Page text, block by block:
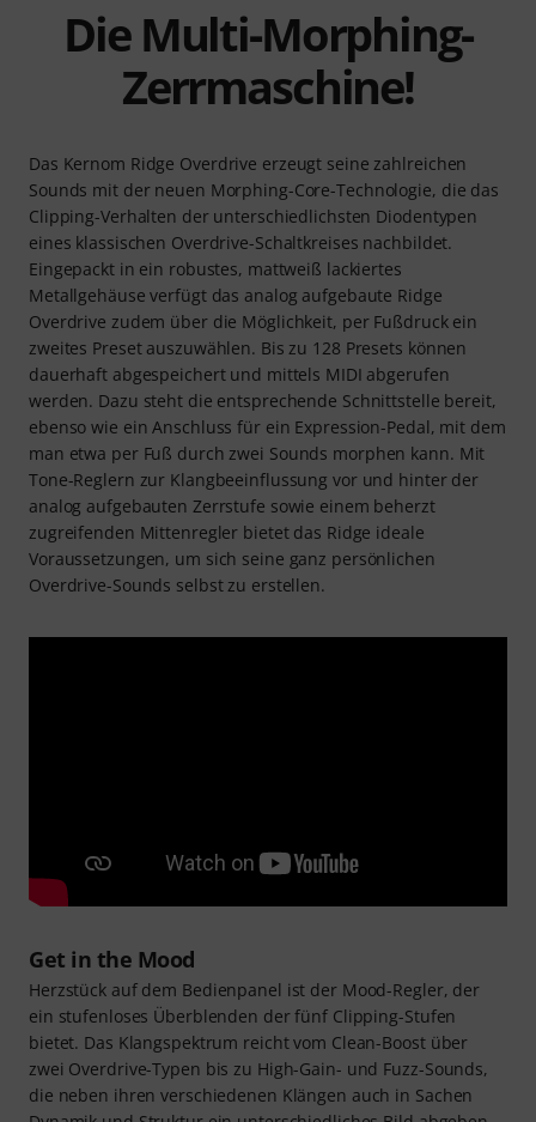
Die Multi-Morphing-
Zerrmaschine!
Das Kernom Ridge Overdrive erzeugt seine zahlreichen
Sounds mit der neuen Morphing-Core-Technologie, die das
Clipping-Verhalten der unterschiedlichsten Diodentypen
eines klassischen Overdrive-Schaltkreises nachbildet.
Eingepackt in ein robustes, mattweiß lackiertes
Metallgehäuse verfügt das analog aufgebaute Ridge
Overdrive zudem über die Möglichkeit, per Fußdruck ein
zweites Preset auszuwählen. Bis zu 128 Presets können
dauerhaft abgespeichert und mittels MIDI abgerufen
werden. Dazu steht die entsprechende Schnittstelle bereit,
ebenso wie ein Anschluss für ein Expression-Pedal, mit dem
man etwa per Fuß durch zwei Sounds morphen kann. Mit
Tone-Reglern zur Klangbeeinflussung vor und hinter der
analog aufgebauten Zerrstufe sowie einem beherzt
zugreifenden Mittenregler bietet das Ridge ideale
Voraussetzungen, um sich seine ganz persönlichen
Overdrive-Sounds selbst zu erstellen.
Get in the Mood
Herzstück auf dem Bedienpanel ist der Mood-Regler, der
ein stufenloses Überblenden der fünf Clipping-Stufen
bietet. Das Klangspektrum reicht vom Clean-Boost über
zwei Overdrive-Typen bis zu High-Gain- und Fuzz-Sounds,
die neben ihren verschiedenen Klängen auch in Sachen